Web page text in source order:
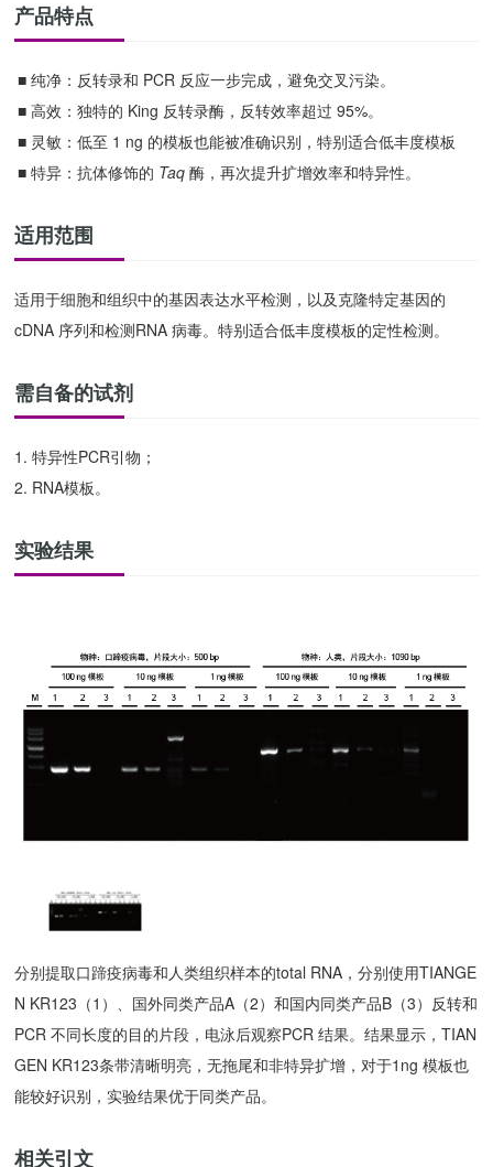
产品特点
■ 纯净：反转录和 PCR 反应一步完成，避免交叉污染。
■ 高效：独特的 King 反转录酶，反转效率超过 95%。
■ 灵敏：低至 1 ng 的模板也能被准确识别，特别适合低丰度模板
■ 特异：抗体修饰的 Taq 酶，再次提升扩增效率和特异性。
适用范围
适用于细胞和组织中的基因表达水平检测，以及克隆特定基因的
cDNA 序列和检测RNA 病毒。特别适合低丰度模板的定性检测。
需自备的试剂
1. 特异性PCR引物；
2. RNA模板。
实验结果
分别提取口蹄疫病毒和人类组织样本的total RNA，分别使用TIANGE
N KR123（1）、国外同类产品A（2）和国内同类产品B（3）反转和
PCR 不同长度的目的片段，电泳后观察PCR 结果。结果显示，TIAN
GEN KR123条带清晰明亮，无拖尾和非特异扩增，对于1ng 模板也
能较好识别，实验结果优于同类产品。
相关引文